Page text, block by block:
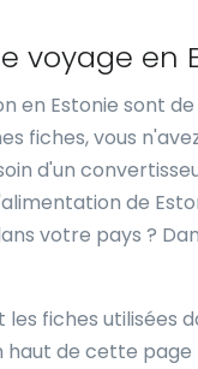
voyage en
en Estonie sont de
fiches, vous
d'un
de
votre pays ?
fiches utilisées
haut de cette page